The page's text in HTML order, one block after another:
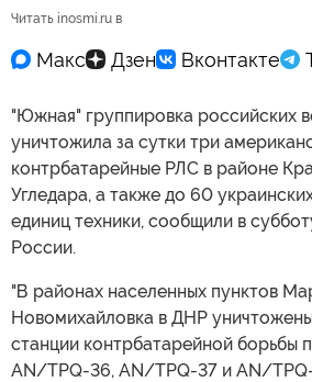
Читать inosmi.ru в
"Южная" группировка российских
уничтожила за сутки три
контрбатарейные РЛС в районе
Угледара, а также до 60
единиц техники, сообщили в
России.
"В районах населенных пунктов
Новомихайловка в ДНР
станции контрбатарейной борьбы
AN/TPQ-36, AN/TPQ-37 и AN/